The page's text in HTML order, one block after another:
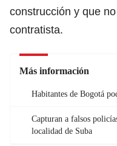
construcción y que
contratista.
Más información
Habitantes de Bogotá
Capturan a falsos
localidad de Suba